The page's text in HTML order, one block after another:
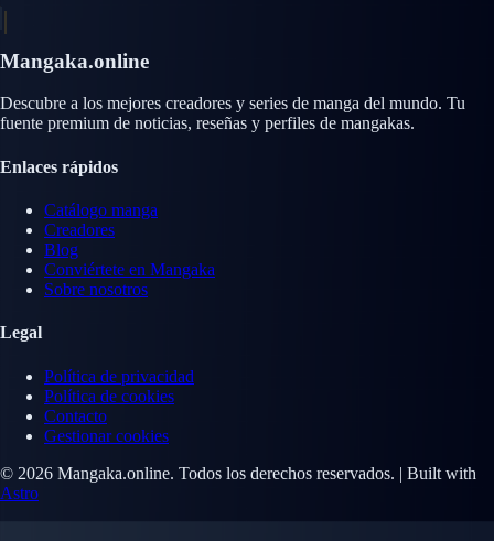
Mangaka.online
Descubre a los mejores creadores y series de manga del mundo. Tu
fuente premium de noticias, reseñas y perfiles de mangakas.
Enlaces rápidos
Catálogo manga
Creadores
Blog
Conviértete en Mangaka
Sobre nosotros
Legal
Política de privacidad
Política de cookies
Contacto
Gestionar cookies
© 2026 Mangaka.online. Todos los derechos reservados. | Built with
Astro